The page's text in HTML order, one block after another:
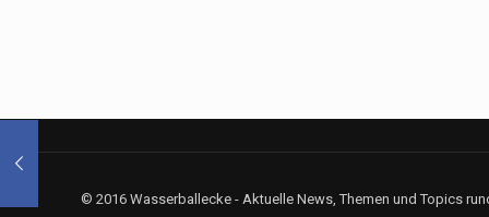
© 2016 Wasserballecke - Aktuelle News, Themen und Topics